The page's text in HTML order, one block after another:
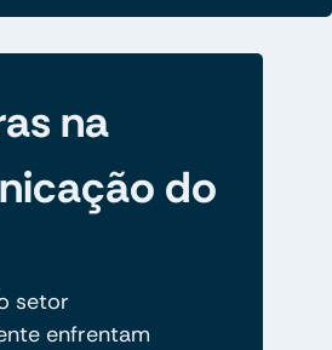
na
do
setor
enfrentam